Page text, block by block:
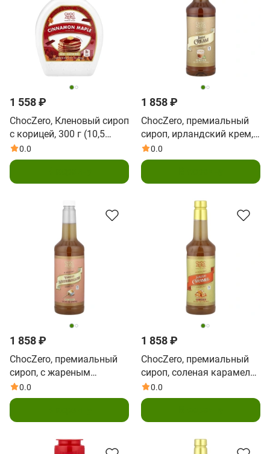
1 558 ₽
ChocZero, Кленовый сироп
с корицей, 300 г (10,5
унции)
0.0
1 858 ₽
ChocZero, премиальный
сироп, ирландский крем,
без сахара, 750 мл (25,4
жидк. унции)
0.0
1 858 ₽
ChocZero, премиальный
сироп, с жареным
зефиром, без сахара, 750
мл (25,4 жидк. унции)
0.0
1 858 ₽
ChocZero, премиальный
сироп, соленая карамель,
без сахара, 750 мл (25,4
жидк. унции)
0.0